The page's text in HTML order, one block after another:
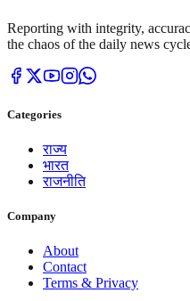
Reporting with integrity,
the chaos of the daily news
Categories
राज्य
भारत
राजनीति
Company
About
Contact
Terms & Privacy